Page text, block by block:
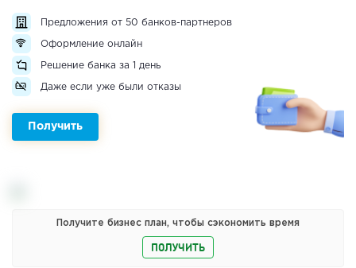
Предложения от 50 банков-партнеров
Оформление онлайн
Решение банка за 1 день
Даже если уже были отказы
Получить
Получите бизнес план, чтобы сэкономить время
ПОЛУЧИТЬ